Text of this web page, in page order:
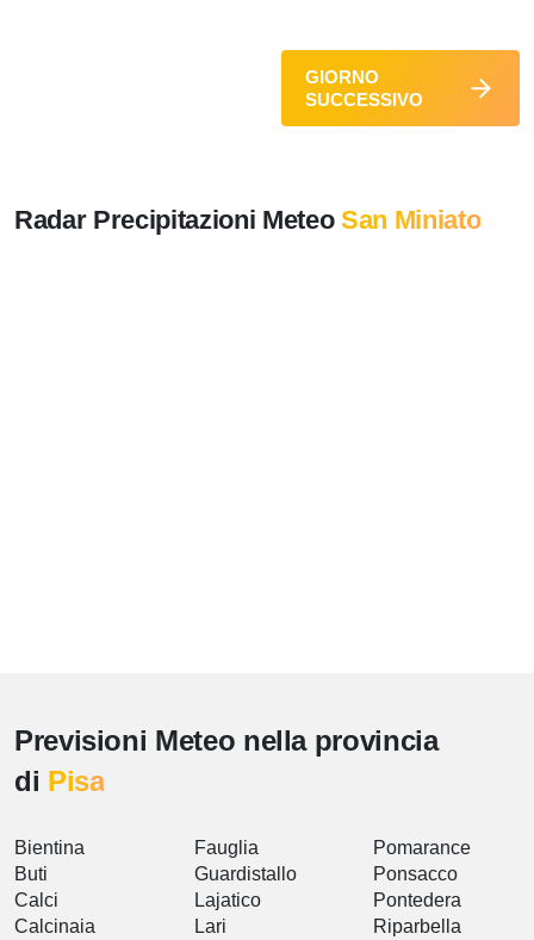
GIORNO
SUCCESSIVO
Radar Precipitazioni MeteoSan Miniato
Previsioni Meteo nella provincia
di Pisa
Bientina
Buti
Calci
Calcinaia
Fauglia
Guardistallo
Lajatico
Lari
Pomarance
Ponsacco
Pontedera
Riparbella